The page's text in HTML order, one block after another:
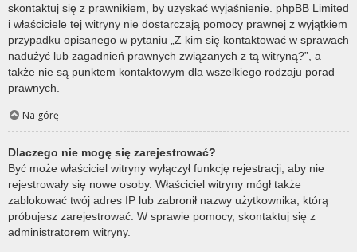
skontaktuj się z prawnikiem, by uzyskać wyjaśnienie. phpBB Limited
i właściciele tej witryny nie dostarczają pomocy prawnej z wyjątkiem
przypadku opisanego w pytaniu „Z kim się kontaktować w sprawach
nadużyć lub zagadnień prawnych związanych z tą witryną?”, a
także nie są punktem kontaktowym dla wszelkiego rodzaju porad
prawnych.
Na górę
Dlaczego nie mogę się zarejestrować?
Być może właściciel witryny wyłączył funkcję rejestracji, aby nie
rejestrowały się nowe osoby. Właściciel witryny mógł także
zablokować twój adres IP lub zabronił nazwy użytkownika, którą
próbujesz zarejestrować. W sprawie pomocy, skontaktuj się z
administratorem witryny.